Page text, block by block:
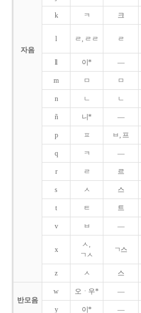
자음
k ㅋ 크
l ㄹ, ㄹㄹ ㄹ
ll 이* ―
m ㅁ ㅁ
n ㄴ ㄴ
ñ 니* ―
p ㅍ ㅂ, 프
q ㅋ ―
r ㄹ 르
s ㅅ 스
t ㅌ 트
v ㅂ ―
x
ㅅ,
ㄱㅅ
ㄱ스
z ㅅ 스
반모음
w 오ㆍ우* ―
y 이* ―